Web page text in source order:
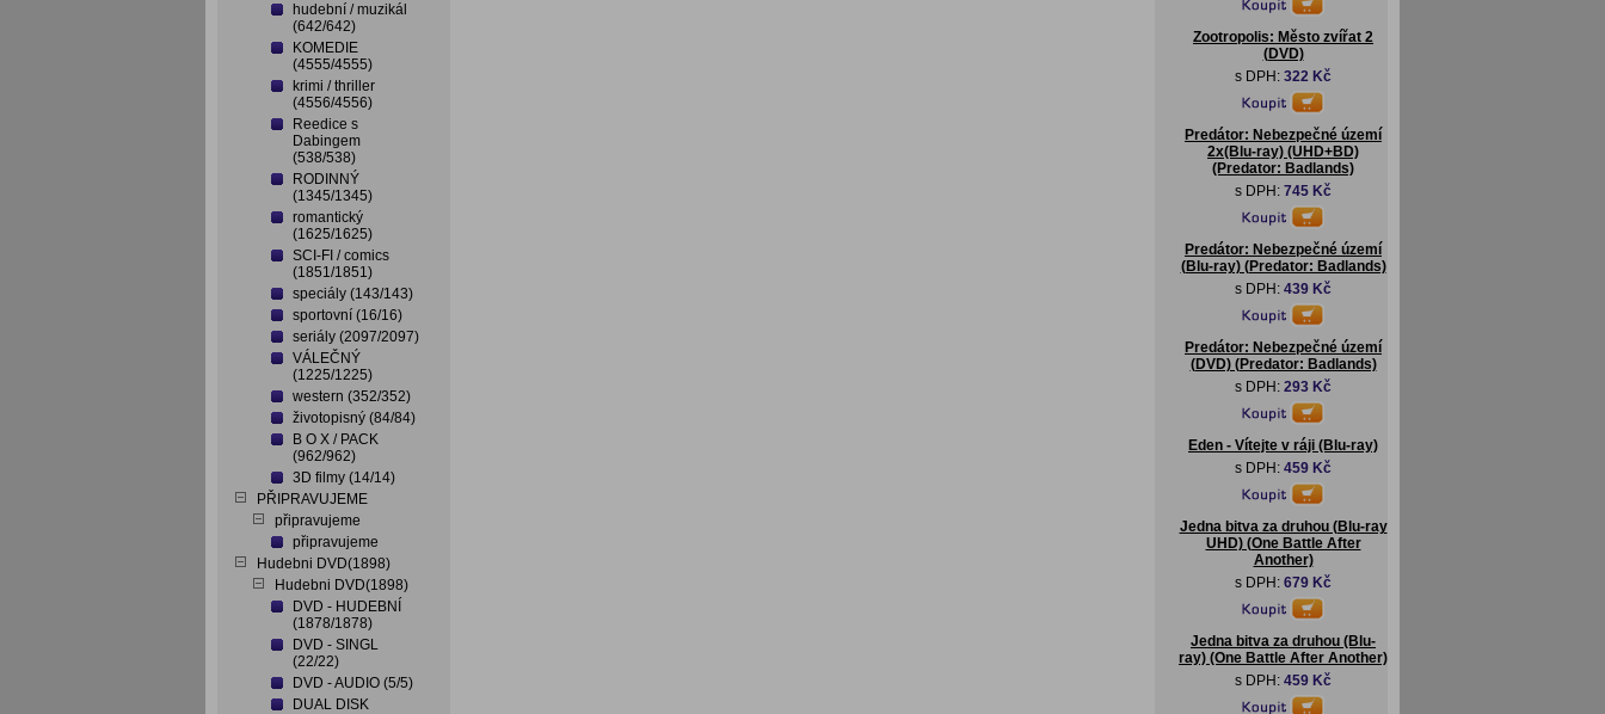
hudební / muzikál
(642/642)
KOMEDIE
(4555/4555)
krimi / thriller
(4556/4556)
Reedice s
Dabingem
(538/538)
RODINNÝ
(1345/1345)
romantický
(1625/1625)
SCI-FI / comics
(1851/1851)
speciály (143/143)
sportovní (16/16)
seriály (2097/2097)
VÁLEČNÝ
(1225/1225)
western (352/352)
životopisný (84/84)
B O X / PACK
(962/962)
3D filmy (14/14)
PŘIPRAVUJEME
připravujeme
připravujeme
Hudebni DVD(1898)
Hudebni DVD(1898)
DVD - HUDEBNÍ
(1878/1878)
DVD - SINGL
(22/22)
DVD - AUDIO (5/5)
DUAL DISK
Zootropolis: Město zvířat 2
(DVD)
s DPH: 322 Kč
Predátor: Nebezpečné území
2x(Blu-ray) (UHD+BD)
(Predator: Badlands)
s DPH: 745 Kč
Predátor: Nebezpečné území
(Blu-ray) (Predator: Badlands)
s DPH: 439 Kč
Predátor: Nebezpečné území
(DVD) (Predator: Badlands)
s DPH: 293 Kč
Eden - Vítejte v ráji (Blu-ray)
s DPH: 459 Kč
Jedna bitva za druhou (Blu-ray
UHD) (One Battle After
Another)
s DPH: 679 Kč
Jedna bitva za druhou (Blu-
ray) (One Battle After Another)
s DPH: 459 Kč